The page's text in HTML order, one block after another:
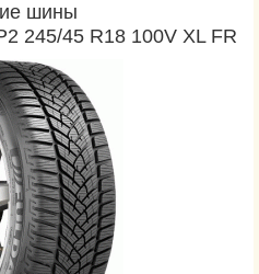
шины
245/45 R18 100V XL FR